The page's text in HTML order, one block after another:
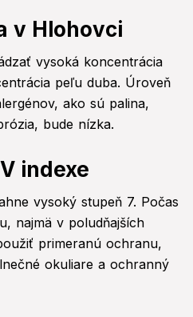
v Hlohovci
vysoká koncentrácia
peľu duba. Úroveň
ako sú palina,
bude nízka.
indexe
vysoký stupeň 7. Počas
najmä v poludňajších
primeranú ochranu,
okuliare a ochranný